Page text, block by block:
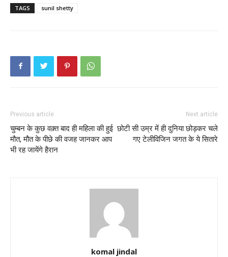
TAGS sunil shetty
Previous article
चुम्बन के कुछ वक़्त बाद ही महिला की हुई
मौत, मौत के पीछे की वजह जानकर आप
भी रह जायेंगे हैरान
Next article
छोटी सी उम्र में ही दुनिया छोड़कर चले
गए टेलीविजिन जगत के ये सितारे
komal jindal